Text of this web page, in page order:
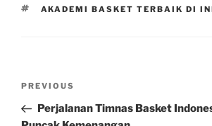
TAGS
AKADEMI BASKET TERBAIK DI
Previous
Post
PREVIOUS
Perjalanan Timnas Basket